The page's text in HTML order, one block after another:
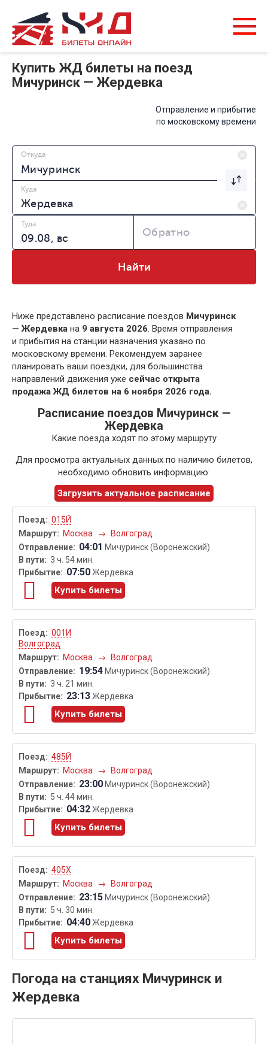
Купить ЖД билеты на поезд
Мичуринск — Жердевка
Отправление и прибытие
по московскому времени
Откуда
Куда
Туда
Обратно
Найти
Ниже представлено расписание поездов Мичуринск
— Жердевка на 9 августа 2026. Время отправления
и прибытия на станции назначения указано по
московскому времени. Рекомендуем заранее
планировать ваши поездки, для большинства
направлений движения уже сейчас открыта
продажа ЖД билетов на 6 ноября 2026 года.
Расписание поездов Мичуринск —
Жердевка
Какие поезда ходят по этому маршруту
Для просмотра актуальных данных по наличию билетов,
необходимо обновить информацию:
Загрузить актуальное расписание
015Й
Москва
→ Волгоград
04:01 Мичуринск (Воронежский)
3 ч. 54 мин.
07:50Жердевка
Купить билеты
001И
Волгоград
Москва
→ Волгоград
19:54 Мичуринск (Воронежский)
3 ч. 21 мин.
23:13Жердевка
Купить билеты
485Й
Москва
→ Волгоград
23:00 Мичуринск (Воронежский)
5 ч. 44 мин.
04:32Жердевка
Купить билеты
405Х
Москва
→ Волгоград
23:15 Мичуринск (Воронежский)
5 ч. 30 мин.
04:40Жердевка
Купить билеты
Погода на станциях Мичуринск и
Жердевка